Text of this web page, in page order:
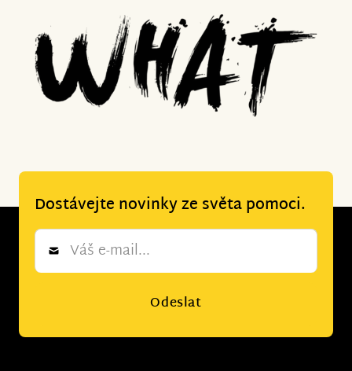
Dostávejte novinky ze světa pomoci.
Newsletter
Odeslat